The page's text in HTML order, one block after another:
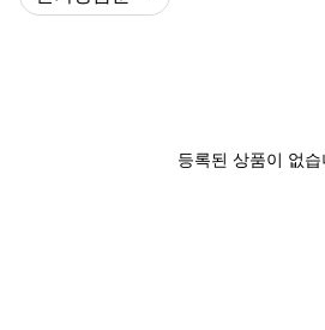
등록된 상품이 없습